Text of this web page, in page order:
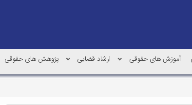
آموزش های حقوقی ارشاد قضایی پژوهش های حقوقی